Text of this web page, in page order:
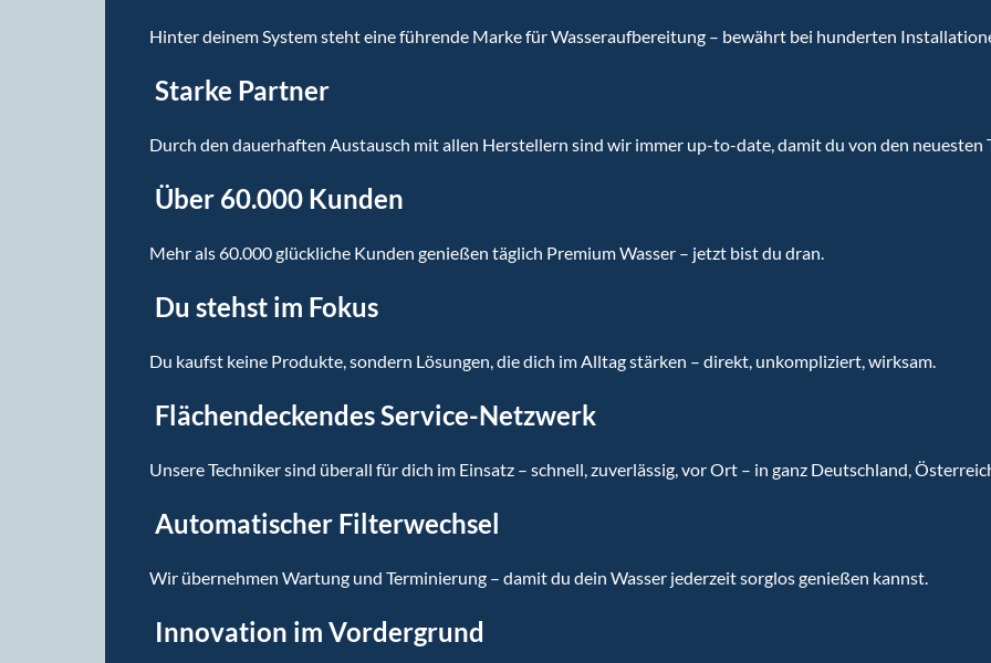
Hinter deinem System steht eine führende Marke für Wasseraufbereitung – bewährt bei hunderten
Starke Partner
Durch den dauerhaften Austausch mit allen Herstellern sind wir immer up-to-date, damit du von den neuesten
Über 60.000 Kunden
Mehr als 60.000 glückliche Kunden genießen täglich Premium Wasser – jetzt bist du dran.
Du stehst im Fokus
Du kaufst keine Produkte, sondern Lösungen, die dich im Alltag stärken – direkt, unkompliziert, wirksam.
Flächendeckendes Service-Netzwerk
Unsere Techniker sind überall für dich im Einsatz – schnell, zuverlässig, vor Ort – in ganz Deutschland,
Automatischer Filterwechsel
Wir übernehmen Wartung und Terminierung – damit du dein Wasser jederzeit sorglos genießen kannst.
Innovation im Vordergrund